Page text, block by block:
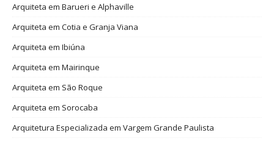
Arquiteta em Barueri e Alphaville
Arquiteta em Cotia e Granja Viana
Arquiteta em Ibiúna
Arquiteta em Mairinque
Arquiteta em São Roque
Arquiteta em Sorocaba
Arquitetura Especializada em Vargem Grande Paulista